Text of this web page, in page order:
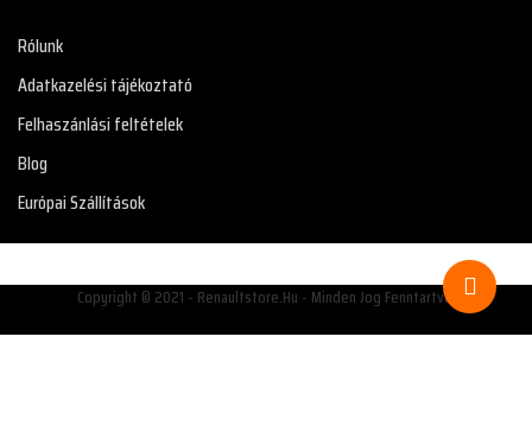
Rólunk
Adatkazelési tájékoztató
Felhaszánlási feltételek
Blog
Európai Szállítások
Copyright © 2021 - Renaultstore.hu - Minden Jog Fenntartva!